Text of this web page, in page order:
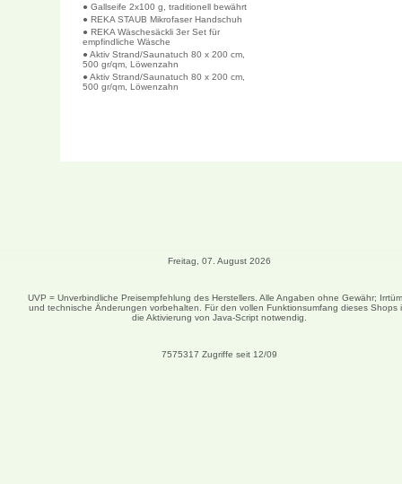
● Gallseife 2x100 g, traditionell bewährt
● REKA STAUB Mikrofaser Handschuh
● REKA Wäschesäckli 3er Set für
empfindliche Wäsche
● Aktiv Strand/Saunatuch 80 x 200 cm,
500 gr/qm, Löwenzahn
● Aktiv Strand/Saunatuch 80 x 200 cm,
500 gr/qm, Löwenzahn
Freitag, 07. August 2026
UVP = Unverbindliche Preisempfehlung des Herstellers. Alle Angaben ohne Gewähr;
und technische Änderungen vorbehalten. Für den vollen Funktionsumfang dieses Shops
die Aktivierung von Java-Script notwendig.
7575317 Zugriffe seit 12/09